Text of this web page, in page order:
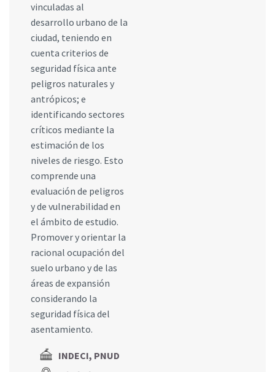
vinculadas al
desarrollo urbano de la
ciudad, teniendo en
cuenta criterios de
seguridad física ante
peligros naturales y
antrópicos; e
identificando sectores
críticos mediante la
estimación de los
niveles de riesgo. Esto
comprende una
evaluación de peligros
y de vulnerabilidad en
el ámbito de estudio.
Promover y orientar la
racional ocupación del
suelo urbano y de las
áreas de expansión
considerando la
seguridad física del
asentamiento.
INDECI, PNUD